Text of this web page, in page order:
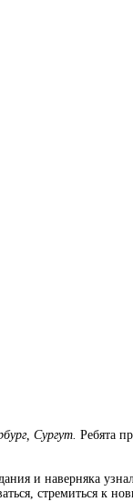
Сургут. Ребята
и наверняка
стремиться к